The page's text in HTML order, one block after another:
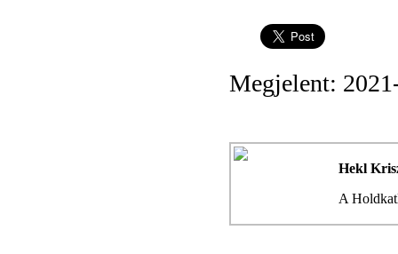
Megjelent:
Hekl
A